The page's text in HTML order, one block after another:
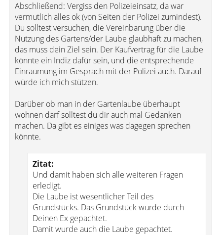
Abschließend: Vergiss den Polizeieinsatz, da war
vermutlich alles ok (von Seiten der Polizei zumindest).
Du solltest versuchen, die Vereinbarung über die
Nutzung des Gartens/der Laube glaubhaft zu machen,
das muss dein Ziel sein. Der Kaufvertrag für die Laube
könnte ein Indiz dafür sein, und die entsprechende
Einräumung im Gespräch mit der Polizei auch. Darauf
würde ich mich stützen.
Darüber ob man in der Gartenlaube überhaupt
wohnen darf solltest du dir auch mal Gedanken
machen. Da gibt es einiges was dagegen sprechen
könnte.
Zitat:
Und damit haben sich alle weiteren Fragen
erledigt.
Die Laube ist wesentlicher Teil des
Grundstücks. Das Grundstück wurde durch
Deinen Ex gepachtet.
Damit wurde auch die Laube gepachtet.